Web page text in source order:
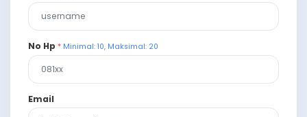
No Hp * Minimal: 10, Maksimal: 20
Email